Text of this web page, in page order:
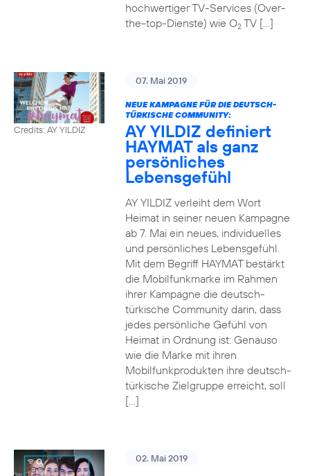
hochwertiger TV-Services (Over-
the-top-Dienste) wie O2TV […]
Credits: AY YILDIZ
07. Mai 2019
NEUE KAMPAGNE FÜR DIE DEUTSCH-
TÜRKISCHE COMMUNITY:
AY YILDIZ definiert
HAYMAT als ganz
persönliches
Lebensgefühl
AY YILDIZ verleiht dem Wort
Heimat in seiner neuen Kampagne
ab 7. Mai ein neues, individuelles
und persönliches Lebensgefühl.
Mit dem Begriff HAYMAT bestärkt
die Mobilfunkmarke im Rahmen
ihrer Kampagne die deutsch-
türkische Community darin, dass
jedes persönliche Gefühl von
Heimat in Ordnung ist: Genauso
wie die Marke mit ihren
Mobilfunkprodukten ihre deutsch-
türkische Zielgruppe erreicht, soll
[…]
02. Mai 2019